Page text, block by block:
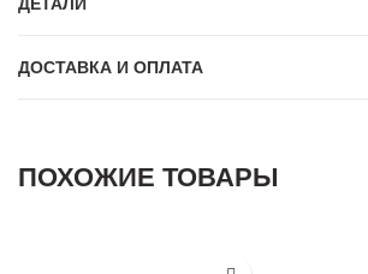
ДОСТАВКА И ОПЛАТА
ПОХОЖИЕ ТОВАРЫ